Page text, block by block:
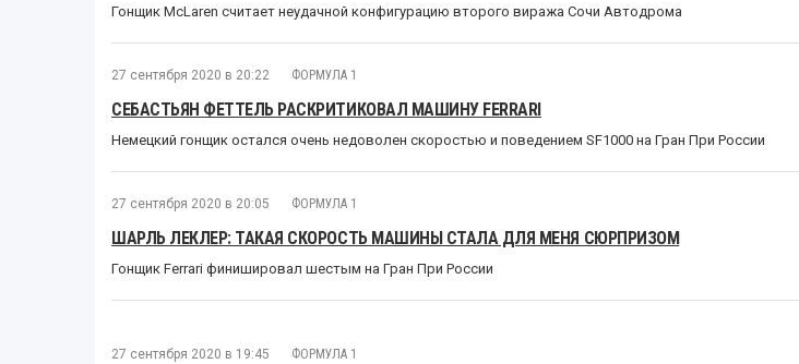
Гонщик McLaren считает неудачной конфигурацию второго виража Сочи Автодрома
27 сентября 2020 в 20:22 ФОРМУЛА 1
СЕБАСТЬЯН ФЕТТЕЛЬ РАСКРИТИКОВАЛ МАШИНУ FERRARI
Немецкий гонщик остался очень недоволен скоростью и поведением SF1000 на Гран При России
27 сентября 2020 в 20:05 ФОРМУЛА 1
ШАРЛЬ ЛЕКЛЕР: ТАКАЯ СКОРОСТЬ МАШИНЫ СТАЛА ДЛЯ МЕНЯ СЮРПРИЗОМ
Гонщик Ferrari финишировал шестым на Гран При России
27 сентября 2020 в 19:45 ФОРМУЛА 1